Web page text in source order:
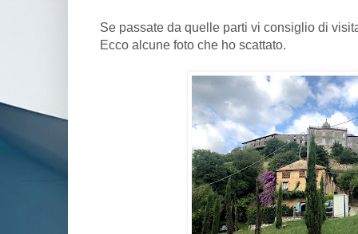
Se passate da quelle parti vi consiglio di
Ecco alcune foto che ho scattato.